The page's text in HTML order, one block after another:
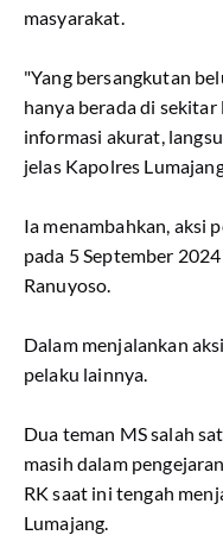
masyarakat.
"Yang bersangkutan
hanya berada di
informasi akurat,
jelas Kapolres
Ia menambahkan, aksi
pada 5 September
Ranuyoso.
Dalam menjalankan
pelaku lainnya.
Dua teman MS salah
masih dalam
RK saat ini tengah
Lumajang.